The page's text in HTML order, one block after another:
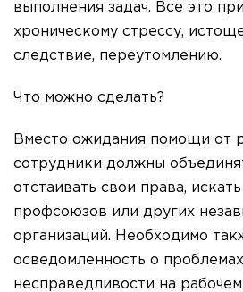
выполнения задач. Все это
хроническому стрессу,
следствие, переутомлению.
Что можно сделать?
Вместо ожидания помощи от
сотрудники должны
отстаивать свои права,
профсоюзов или других
организаций. Необходимо
осведомленность о проблемах
несправедливости на